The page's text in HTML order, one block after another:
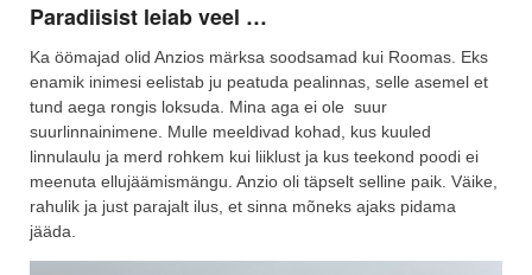
Paradiisist leiab veel …
Ka öömajad olid Anzios märksa soodsamad kui Roomas. Eks
enamik inimesi eelistab ju peatuda pealinnas, selle asemel et
tund aega rongis loksuda. Mina aga ei ole suur
suurlinnainimene. Mulle meeldivad kohad, kus kuuled
linnulaulu ja merd rohkem kui liiklust ja kus teekond poodi ei
meenuta ellujäämismängu. Anzio oli täpselt selline paik. Väike,
rahulik ja just parajalt ilus, et sinna mõneks ajaks pidama
jääda.